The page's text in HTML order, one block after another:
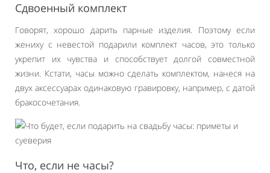
Сдвоенный комплект
Говорят, хорошо дарить парные изделия. Поэтому если
жениху с невестой подарили комплект часов, это только
укрепит их чувства и способствует долгой совместной
жизни. Кстати, часы можно сделать комплектом, нанеся на
двух аксессуарах одинаковую гравировку, например, с датой
бракосочетания.
Что, если не часы?